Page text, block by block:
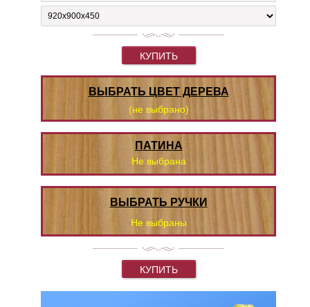
КУПИТЬ
ВЫБРАТЬ ЦВЕТ ДЕРЕВА
(не выбрано)
ПАТИНА
Не выбрана
ВЫБРАТЬ РУЧКИ
Не выбраны
КУПИТЬ